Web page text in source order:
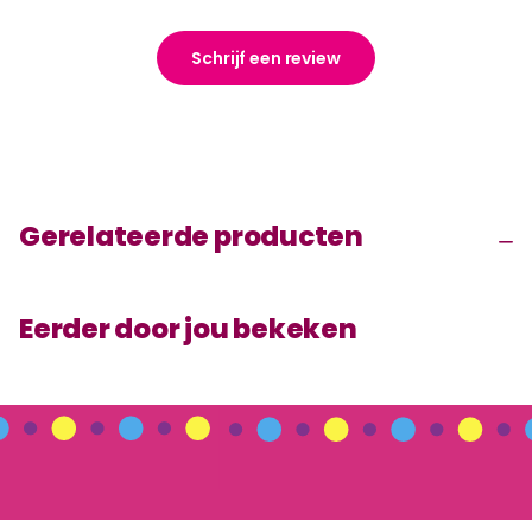
Schrijf een review
Gerelateerde producten
Eerder door jou bekeken